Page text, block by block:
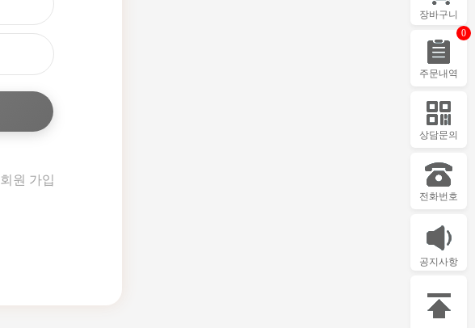
회원 가입
장바구니
주문내역
0
상담문의
전화번호
공지사항